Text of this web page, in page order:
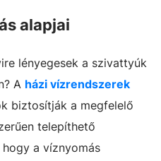
alapjai
lényegesek a szivattyúk
A házi vízrendszerek
biztosítják a megfelelő
telepíthető
a víznyomás